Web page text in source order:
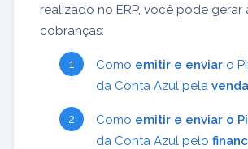
realizado no ERP, você pode gerar
cobranças:
Como emitir e enviar o
da Conta Azul pela venda
Como emitir e enviar o
da Conta Azul pelo